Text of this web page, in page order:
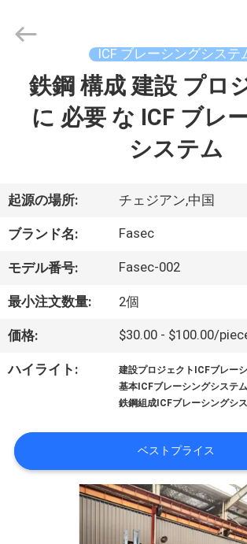
ダ
ク
ト
私
い
て
2021
Buildings
Reserved.
ICF ブレーシングシステ
鉄鋼 構成 建設 プロ
に 必要 な ICF ブレ
システム
起源の場所: チェジアン,中国
ブランド名: Fasec
モデル番号: Fasec-002
最小注文数量: 2個
価格: $30.00 - $100.00/
ハイライト: 建設プロジェクトICFブレー
基本ICFブレーシングシステム
鉄鋼組成ICFブレーシングシ
ベストプライス